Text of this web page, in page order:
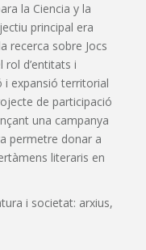
la Ciencia y la
principal era
recerca sobre Jocs
d’entitats i
i expansió territorial
de participació
una campanya
permetre donar a
literaris en
i societat: arxius,